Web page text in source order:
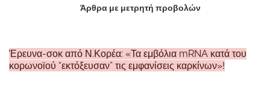
Άρθρα με μετρητή προβολών
Έρευνα-σοκ από Ν.Κορέα: «Τα εμβόλια mRNA κατά του
κορωνοϊού “εκτόξευσαν” τις εμφανίσεις καρκίνων»!